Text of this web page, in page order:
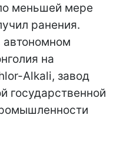
меньшей мере
ранения.
автономном
на
Alkali, завод
государственной